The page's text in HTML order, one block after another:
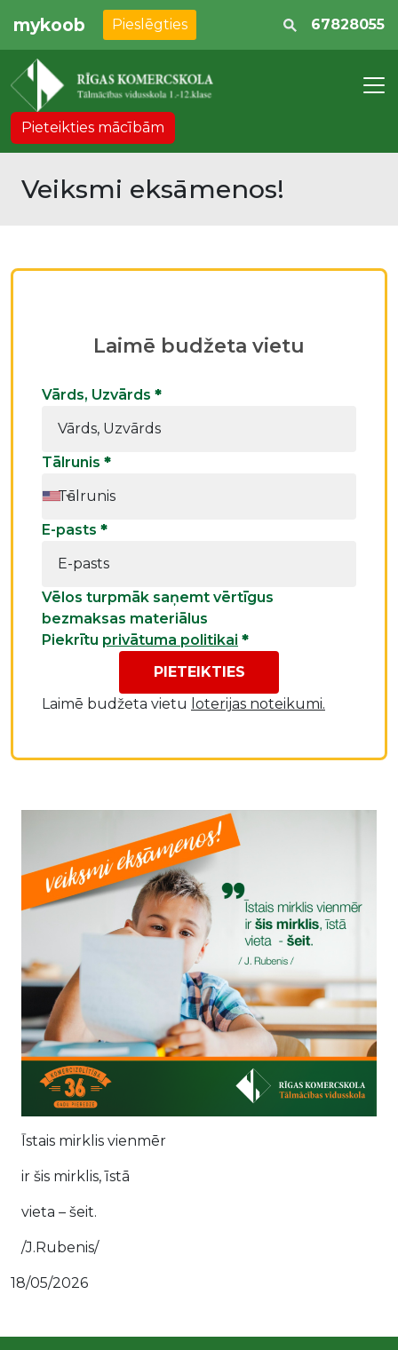
mykoob Pieslēgties 67828055
Pieteikties mācībām
Veiksmi eksāmenos!
Īstais mirklis vienmēr
ir šis mirklis, īstā
vieta – šeit.
/J.Rubenis/
18/05/2026
Laimē budžeta vietu
Vārds, Uzvārds *
Tālrunis *
E-pasts *
Vēlos turpmāk saņemt vērtīgus
bezmaksas materiālus
Piekrītu privātuma politikai *
PIETEIKTIES
Laimē budžeta vietu loterijas noteikumi.